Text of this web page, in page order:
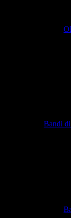
Bandi